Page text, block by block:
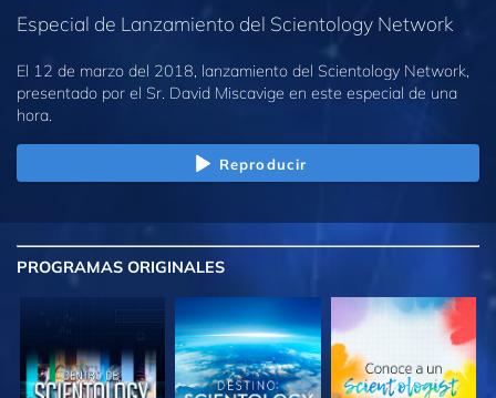
Especial de Lanzamiento del Scientology Network
El 12 de marzo del 2018, lanzamiento del Scientology Network,
presentado por el Sr. David Miscavige en este especial de una
hora.
Reproducir
PROGRAMAS ORIGINALES